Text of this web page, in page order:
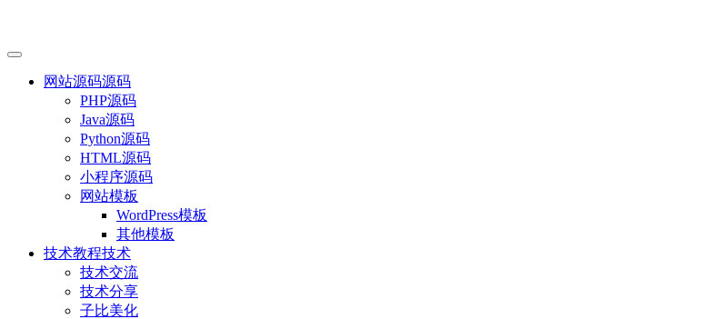
网站源码源码
PHP源码
Java源码
Python源码
HTML源码
小程序源码
网站模板
WordPress模板
其他模板
技术教程技术
技术交流
技术分享
子比美化